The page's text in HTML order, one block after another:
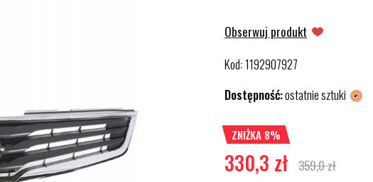
Obserwuj produkt
Kod:1192907927
Dostępność:ostatnie sztuki
ZNIŻKA 8%
330,3 zł 359,0 zł